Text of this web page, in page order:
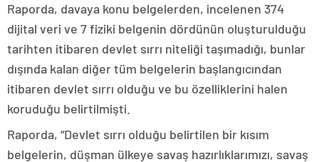
Raporda, davaya konu belgelerden, incelenen 374
dijital veri ve 7 fiziki belgenin dördünün oluşturulduğu
tarihten itibaren devlet sırrı niteliği taşımadığı, bunlar
dışında kalan diğer tüm belgelerin başlangıcından
itibaren devlet sırrı olduğu ve bu özelliklerini halen
koruduğu belirtilmişti.
Raporda, “Devlet sırrı olduğu belirtilen bir kısım
belgelerin, düşman ülkeye savaş hazırlıklarımızı, savaş